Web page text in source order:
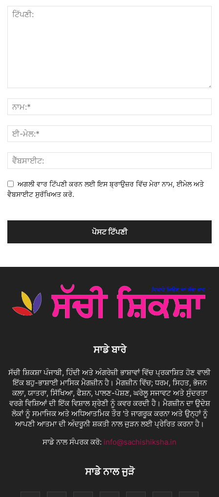
ਅਗਲੀ ਵਾਰ ਟਿੱਪਣੀ ਕਰਨ ਲਈ ਇਸ ਬ੍ਰਾਉਜ਼ਰ ਵਿੱਚ ਮੇਰਾ ਨਾਮ, ਈਮੇਲ ਅਤੇ
ਵੈਬਸਾਈਟ ਸੁਰੱਖਿਅਤ ਕਰੋ.
ਸਾਡੇ ਬਾਰੇ
ਸੱਚੀ ਸ਼ਿਕਸ਼ਾ ਪੰਜਾਬੀ, ਹਿੰਦੀ ਅਤੇ ਅੰਗਰੇਜ਼ੀ ਭਾਸ਼ਾਵਾਂ ਵਿੱਚ ਪ੍ਰਕਾਸ਼ਿਤ ਹੋਣ ਵਾਲੀ
ਇੱਕ ਬਹੁ-ਭਾਸ਼ਾਈ ਮਾਸਿਕ ਮੈਗਜ਼ੀਨ ਹੈ। ਮੈਗਜ਼ੀਨ ਵਿੱਚ; ਧਰਮ, ਸਿਹਤ, ਭੋਜਨ
ਕਲਾ, ਯਾਤਰਾ, ਸਿੱਖਿਆ, ਫੈਸ਼ਨ, ਪਾਲਣ-ਪੋਸ਼ਣ, ਘਰੇਲੂ ਸਜਾਵਟ ਅਤੇ ਸੁੰਦਰਤਾ
ਵਰਗੇ ਵਿਸ਼ਿਆਂ ਦੀ ਇੱਕ ਵਿਸ਼ਾਲ ਸ਼੍ਰੇਣੀ ਨੂੰ ਕਵਰ ਕਰਦੀ ਹੈ। ਮੈਗਜ਼ੀਨ ਦਾ ਉਦੇਸ਼
ਲੋਕਾਂ ਨੂੰ ਸਮਾਜਿਕ ਅਤੇ ਅਧਿਆਤਮਿਕ ਤੌਰ 'ਤੇ ਜਾਗਰੂਕ ਕਰਨਾ ਅਤੇ ਉਨ੍ਹਾਂ ਨੂੰ
ਆਪਣੀ ਆਤਮਾ ਦੀ ਅੰਦਰੂਨੀ ਸ਼ਕਤੀ ਨਾਲ ਜੁੜਨ ਲਈ ਪ੍ਰੇਰਿਤ ਕਰਨਾ ਹੈ।
ਸਾਡੇ ਨਾਲ ਸੰਪਰਕ ਕਰੋ: info@sachishiksha.in
ਸਾਡੇ ਨਾਲ ਜੁੜੋ